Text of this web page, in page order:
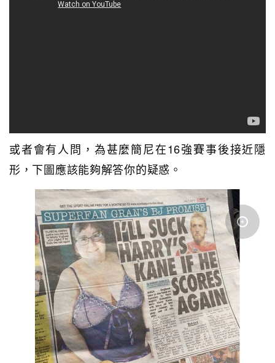
或者會有人問，為甚麼簡尼在16強賽事後接近隱
形，下圖應該能夠解答你的疑惑。